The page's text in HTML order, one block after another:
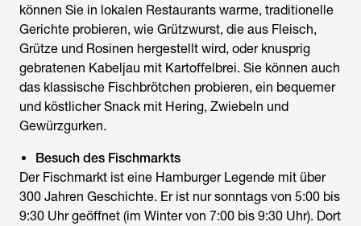
können Sie in lokalen Restaurants warme, traditionelle
Gerichte probieren, wie Grützwurst, die aus Fleisch,
Grütze und Rosinen hergestellt wird, oder knusprig
gebratenen Kabeljau mit Kartoffelbrei. Sie können auch
das klassische Fischbrötchen probieren, ein bequemer
und köstlicher Snack mit Hering, Zwiebeln und
Gewürzgurken.
Besuch des Fischmarkts
Der Fischmarkt ist eine Hamburger Legende mit über
300 Jahren Geschichte. Er ist nur sonntags von 5:00 bis
9:30 Uhr geöffnet (im Winter von 7:00 bis 9:30 Uhr). Dort